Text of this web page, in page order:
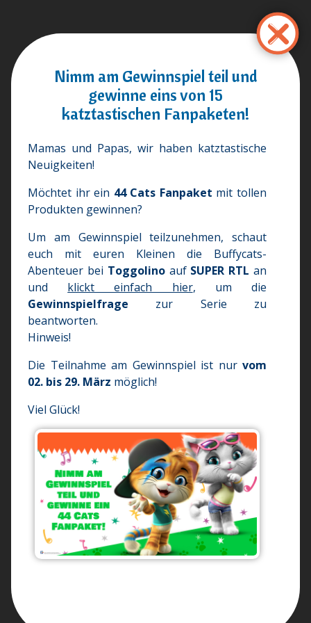
Nimm am Gewinnspiel teil und
gewinne eins von 15
katztastischen Fanpaketen!
Mamas und Papas, wir haben katztastische
Neuigkeiten!
Möchtet ihr ein 44 Cats Fanpaket mit tollen
Produkten gewinnen?
Um am Gewinnspiel teilzunehmen, schaut
euch mit euren Kleinen die Buffycats-
Abenteuer bei Toggolino aufSUPER RTL an
und klickt einfach hier, um die
Gewinnspielfrage zur Serie zu
beantworten.
Hinweis!
Die Teilnahme am Gewinnspiel ist nur vom
02. bis 29. März möglich!
Viel Glück!